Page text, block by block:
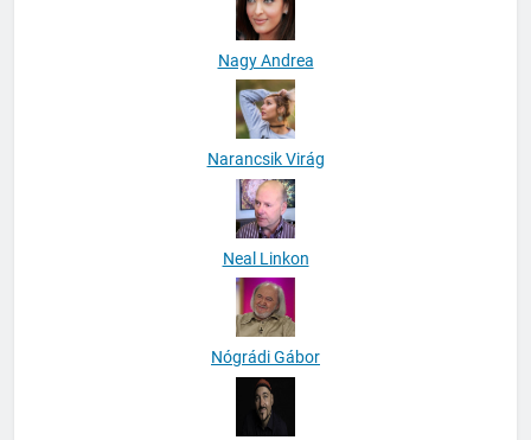
Nagy Andrea
Narancsik Virág
Neal Linkon
Nógrádi Gábor